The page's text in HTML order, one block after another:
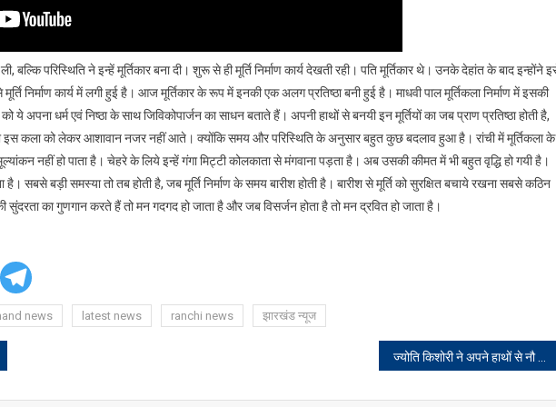
बल्कि परिस्थिति ने इन्हें मूर्तिकार बना दी। शुरू से ही मूर्ति निर्माण कार्य देखती रही। पति मूर्तिकार थे। उनके देहांत के बाद इन्होंने
मूर्ति निर्माण कार्य में लगी हुई है। आज मूर्तिकार के रूप में इनकी एक अलग प्रतिष्ठा बनी हुई है। माधवी पाल मूर्तिकला निर्माण में इसकी
ये अपना धर्म एवं निष्ठा के साथ जिविकोपार्जन का साधन बताते हैं। अपनी हाथों से बनयी इन मूर्तियों का जब प्राण प्रतिष्ठा होती है,
इस कला को लेकर आशावान नजर नहीं आते। क्योंकि समय और परिस्थिति के अनुसार बहुत कुछ बदलाव हुआ है। रांची में मूर्तिकला के
नहीं हो पाता है। चेहरे के लिये इन्हें गंगा मिट्टी कोलकाता से मंगवाना पड़ता है। अब उसकी कीमत में भी बहुत वृद्धि हो गयी है।
है। सबसे बड़ी समस्या तो तब होती है, जब मूर्ति निर्माण के समय बारीश होती है। बारीश से मूर्ति को सुरक्षित बचाये रखना सबसे कठिन
सुंदरता का गुणगान करते हैं तो मन गदगद हो जाता है और जब विसर्जन होता है तो मन द्रवित हो जाता है।
news latest news ranchi news झारखंड न्यूज